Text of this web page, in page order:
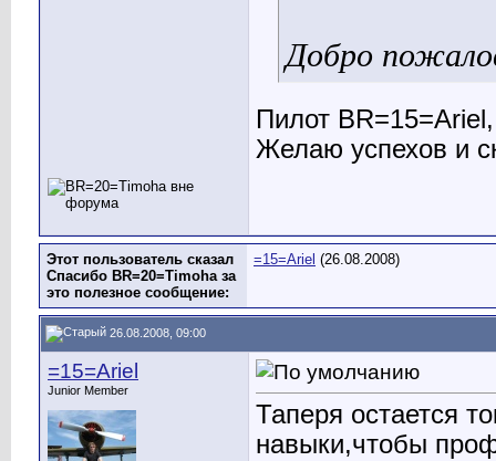
Добро
Пилот
Желаю успехов и
Этот пользователь сказал
Спасибо BR=20=Timoha за
это полезное сообщение:
=15=Ariel (26.08.2008)
26.08.2008, 09:00
=15=Ariel
Junior Member
Таперя остается
навыки,чтобы